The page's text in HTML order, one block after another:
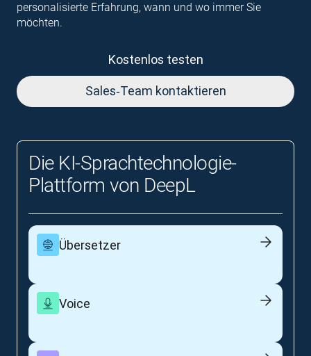
personalisierte Erfahrung, wann und wo immer Sie
möchten.
Kostenlos testen
Sales‑Team kontaktieren
Die KI‑Sprachtechnologie-
Plattform von DeepL
Übersetzer
Voice